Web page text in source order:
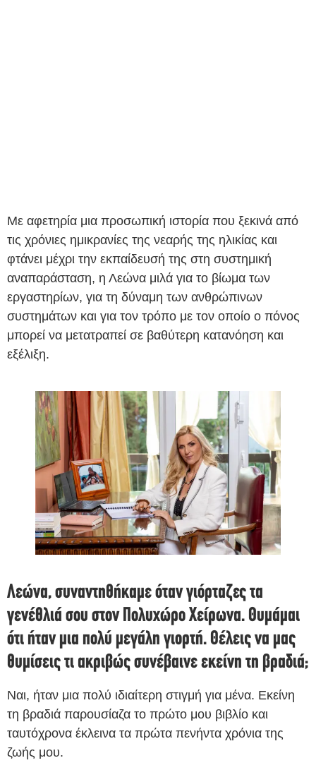
Με αφετηρία μια προσωπική ιστορία που ξεκινά από
τις χρόνιες ημικρανίες της νεαρής της ηλικίας και
φτάνει μέχρι την εκπαίδευσή της στη συστημική
αναπαράσταση, η Λεώνα μιλά για το βίωμα των
εργαστηρίων, για τη δύναμη των ανθρώπινων
συστημάτων και για τον τρόπο με τον οποίο ο πόνος
μπορεί να μετατραπεί σε βαθύτερη κατανόηση και
εξέλιξη.
Λεώνα, συναντηθήκαμε όταν γιόρταζες τα
γενέθλιά σου στον Πολυχώρο Χείρωνα. Θυμάμαι
ότι ήταν μια πολύ μεγάλη γιορτή. Θέλεις να μας
θυμίσεις τι ακριβώς συνέβαινε εκείνη τη βραδιά;
Ναι, ήταν μια πολύ ιδιαίτερη στιγμή για μένα. Εκείνη
τη βραδιά παρουσίαζα το πρώτο μου βιβλίο και
ταυτόχρονα έκλεινα τα πρώτα πενήντα χρόνια της
ζωής μου.